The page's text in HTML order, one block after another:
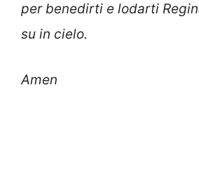
per benedirti e lodarti
su in cielo.
Amen